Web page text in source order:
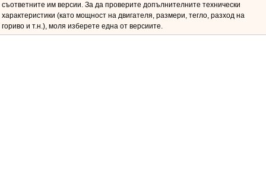
съответните им версии. За да проверите допълнителните технически
характеристики (като мощност на двигателя, размери, тегло, разход на
гориво и т.н.), моля изберете една от версиите.